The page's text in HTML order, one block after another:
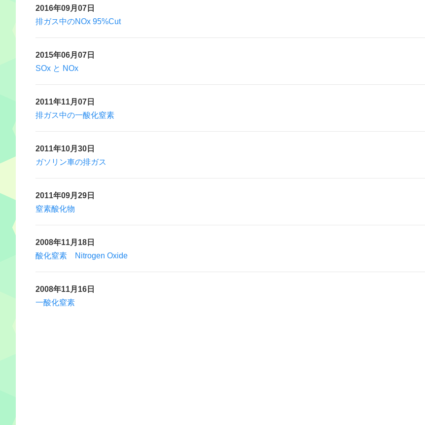
2016年09月07日
排ガス中のNOx 95%Cut
2015年06月07日
SOx と NOx
2011年11月07日
排ガス中の一酸化窒素
2011年10月30日
ガソリン車の排ガス
2011年09月29日
窒素酸化物
2008年11月18日
酸化窒素 Nitrogen Oxide
2008年11月16日
一酸化窒素